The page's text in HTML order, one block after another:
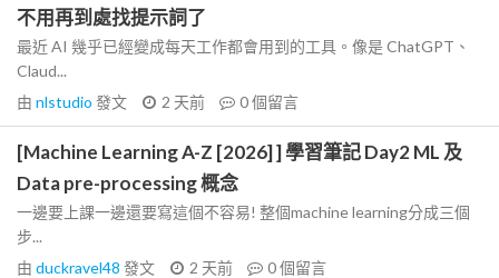
不用再到處找提示詞了
最近 AI 幾乎已經變成每天工作都會用到的工具。像是 ChatGPT、
Claud...
由 nlstudio 發文 2 天前 0個留言
[Machine Learning A-Z [2026] ] 學習筆記 Day2 ML 及
Data pre-processing 概念
一邊要上課一邊還要寫這個不容易! 整個machine learning分成三個
步...
由 duckravel48 發文 2 天前 0個留言